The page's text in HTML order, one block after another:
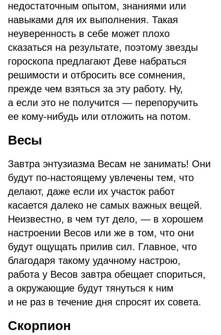
недостаточным опытом, знаниями или
навыками для их выполнения. Такая
неуверенность в себе может плохо
сказаться на результате, поэтому звезды
гороскопа предлагают Деве набраться
решимости и отбросить все сомнения,
прежде чем взяться за эту работу. Ну,
а если это не получится — перепоручить
ее кому-нибудь или отложить на потом.
Весы
Завтра энтузиазма Весам не занимать! Они
будут по-настоящему увлечены тем, что
делают, даже если их участок работ
касается далеко не самых важных вещей.
Неизвестно, в чем тут дело, — в хорошем
настроении Весов или же в том, что они
будут ощущать прилив сил. Главное, что
благодаря такому удачному настрою,
работа у Весов завтра обещает спориться,
а окружающие будут тянуться к ним
и не раз в течение дня спросят их совета.
Скорпион